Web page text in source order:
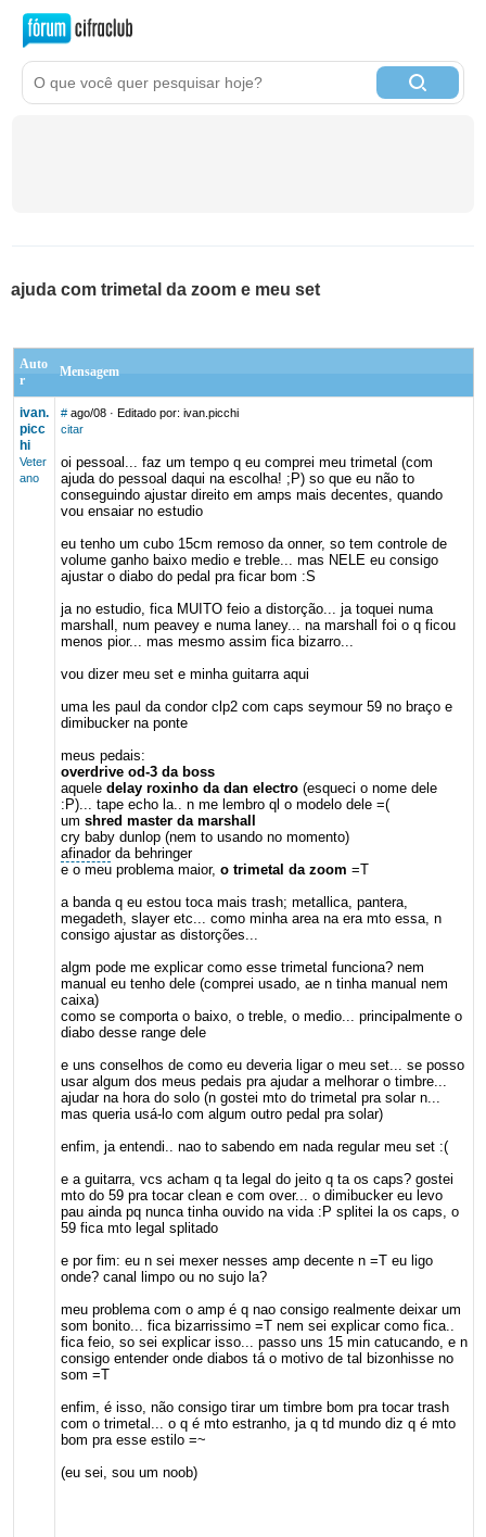
ajuda com trimetal da zoom e meu set
Auto
r
Mensagem
ivan.
picc
hi
Veter
ano
# ago/08· Editado por: ivan.picchi
citar
oi pessoal... faz um tempo q eu comprei meu trimetal (com
ajuda do pessoal daqui na escolha! ;P) so que eu não to
conseguindo ajustar direito em amps mais decentes, quando
vou ensaiar no estudio
eu tenho um cubo 15cm remoso da onner, so tem controle de
volume ganho baixo medio e treble... mas NELE eu consigo
ajustar o diabo do pedal pra ficar bom :S
ja no estudio, fica MUITO feio a distorção... ja toquei numa
marshall, num peavey e numa laney... na marshall foi o q ficou
menos pior... mas mesmo assim fica bizarro...
vou dizer meu set e minha guitarra aqui
uma les paul da condor clp2 com caps seymour 59 no braço e
dimibucker na ponte
meus pedais:
overdrive od-3 da boss
aquele delay roxinho da dan electro(esqueci o nome dele
:P)... tape echo la.. n me lembro ql o modelo dele =(
um shred master da marshall
cry baby dunlop (nem to usando no momento)
afinadorda behringer
e o meu problema maior, o trimetal da zoom =T
a banda q eu estou toca mais trash; metallica, pantera,
megadeth, slayer etc... como minha area na era mto essa, n
consigo ajustar as distorções...
algm pode me explicar como esse trimetal funciona? nem
manual eu tenho dele (comprei usado, ae n tinha manual nem
caixa)
como se comporta o baixo, o treble, o medio... principalmente o
diabo desse range dele
e uns conselhos de como eu deveria ligar o meu set... se posso
usar algum dos meus pedais pra ajudar a melhorar o timbre...
ajudar na hora do solo (n gostei mto do trimetal pra solar n...
mas queria usá-lo com algum outro pedal pra solar)
enfim, ja entendi.. nao to sabendo em nada regular meu set :(
e a guitarra, vcs acham q ta legal do jeito q ta os caps? gostei
mto do 59 pra tocar clean e com over... o dimibucker eu levo
pau ainda pq nunca tinha ouvido na vida :P splitei la os caps, o
59 fica mto legal splitado
e por fim: eu n sei mexer nesses amp decente n =T eu ligo
onde? canal limpo ou no sujo la?
meu problema com o amp é q nao consigo realmente deixar um
som bonito... fica bizarrissimo =T nem sei explicar como fica..
fica feio, so sei explicar isso... passo uns 15 min catucando, e n
consigo entender onde diabos tá o motivo de tal bizonhisse no
som =T
enfim, é isso, não consigo tirar um timbre bom pra tocar trash
com o trimetal... o q é mto estranho, ja q td mundo diz q é mto
bom pra esse estilo =~
(eu sei, sou um noob)